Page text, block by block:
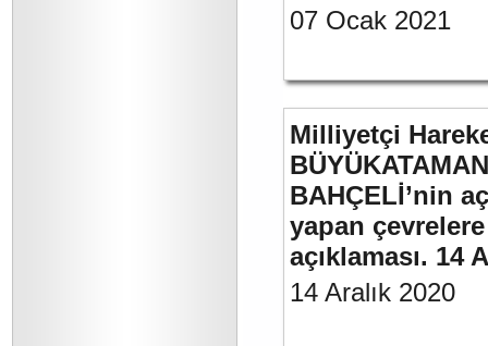
07 Ocak 2021
Milliyetçi
BAHÇELİ’nin
yapan
açıklaması. 14
14 Aralık 2020